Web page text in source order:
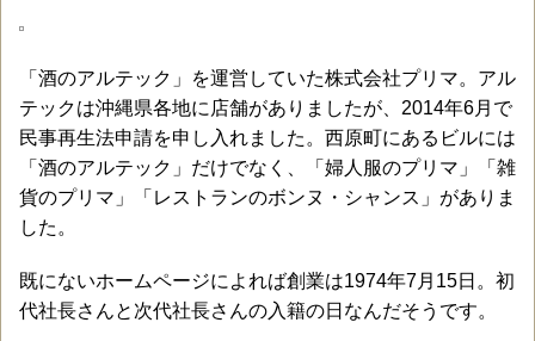
「酒のアルテック」を運営していた株式会社プリマ。アル
テックは沖縄県各地に店舗がありましたが、2014年6月で
民事再生法申請を申し入れました。西原町にあるビルには
「酒のアルテック」だけでなく、「婦人服のプリマ」「雑
貨のプリマ」「レストランのボンヌ・シャンス」がありま
した。
既にないホームページによれば創業は1974年7月15日。初
代社長さんと次代社長さんの入籍の日なんだそうです。